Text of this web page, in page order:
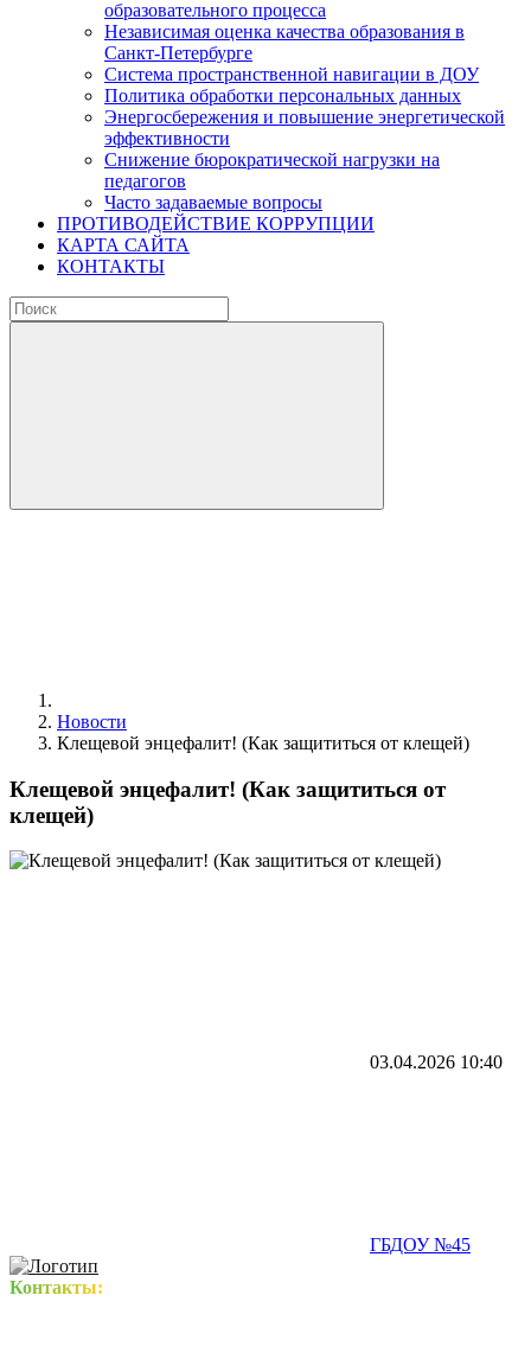
образовательного процесса
Независимая оценка качества образования в
Санкт-Петербурге
Система пространственной навигации в ДОУ
Политика обработки персональных данных
Энергосбережения и повышение энергетической
эффективности
Снижение бюрократической нагрузки на
педагогов
Часто задаваемые вопросы
ПРОТИВОДЕЙСТВИЕ КОРРУПЦИИ
КАРТА САЙТА
КОНТАКТЫ
Новости
Клещевой энцефалит! (Как защититься от клещей)
Клещевой энцефалит! (Как защититься от
клещей)
03.04.2026 10:40
ГБДОУ №45
Контакты: